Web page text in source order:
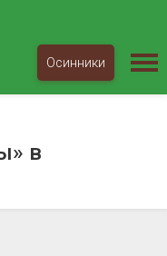
Осинники
область
в